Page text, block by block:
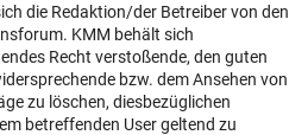
die Redaktion/der Betreiber von den
KMM behält sich
Recht verstoßende, den guten
bzw. dem Ansehen von
zu löschen, diesbezüglichen
betreffenden User geltend zu